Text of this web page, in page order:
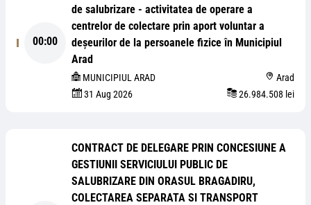
00:00
de salubrizare - activitatea de operare a
centrelor de colectare prin aport voluntar a
deșeurilor de la persoanele fizice în Municipiul
Arad
MUNICIPIUL ARAD
Arad
31 Aug 2026
26.984.508 lei
CONTRACT DE DELEGARE PRIN CONCESIUNE A
GESTIUNII SERVICIULUI PUBLIC DE
SALUBRIZARE DIN ORASUL BRAGADIRU,
COLECTAREA SEPARATA SI TRANSPORT